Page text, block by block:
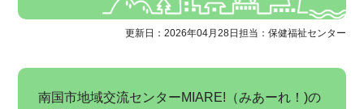
更新日：2026年04月28日 担当：保健福祉センター
南国市地域交流センターMIARE!（みあーれ！)の